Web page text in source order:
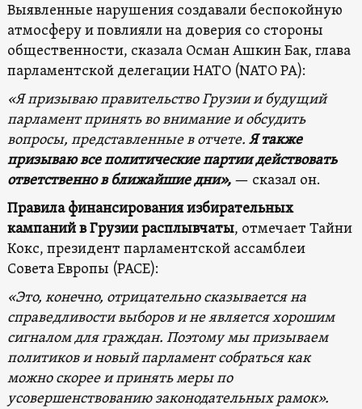
Выявленные нарушения создавали беспокойную
атмосферу и повлияли на доверия со стороны
общественности, сказала Осман Ашкин Бак, глава
парламентской делегации НАТО (NATO PA):
«Я призываю правительство Грузии и будущий
парламент принять во внимание и обсудить
вопросы, представленные в отчете. Я также
призываю все политические партии действовать
ответственно в ближайшие дни», — сказал он.
Правила финансирования избирательных
кампаний в Грузии расплывчаты, отмечает Тайни
Кокс, президент парламентской ассамблеи
Совета Европы (PACE):
«Это, конечно, отрицательно сказывается на
справедливости выборов и не является хорошим
сигналом для граждан. Поэтому мы призываем
политиков и новый парламент собраться как
можно скорее и принять меры по
усовершенствованию законодательных рамок».